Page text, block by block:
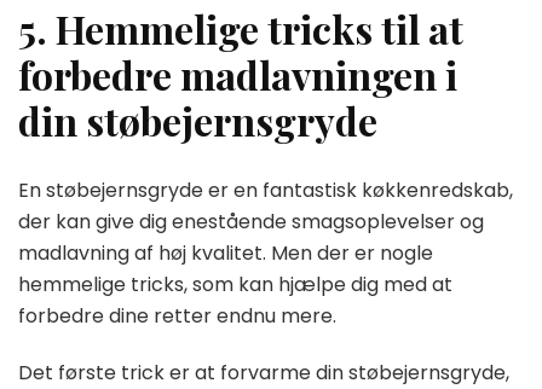
5. Hemmelige tricks til at
forbedre madlavningen i
din støbejernsgryde
En støbejernsgryde er en fantastisk køkkenredskab,
der kan give dig enestående smagsoplevelser og
madlavning af høj kvalitet. Men der er nogle
hemmelige tricks, som kan hjælpe dig med at
forbedre dine retter endnu mere.
Det første trick er at forvarme din støbejernsgryde,